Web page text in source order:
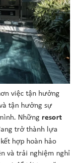
việc tận hưởng
tận hưởng sự
Những resort
trở thành lựa
hợp hoàn hảo
và trải nghiệm nghỉ